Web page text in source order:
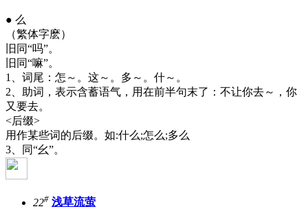
● 么
（繁体字麽）
旧同“吗”。
旧同“嘛”。
1、词尾：怎～。这～。多～。什～。
2、助词，表示含蓄语气，用在前半句末了：不让你去～，你
又要去。
<后缀>
用作某些词的后缀。如:什么;怎么;多么
3、同“幺”。
22# 浅草流萤